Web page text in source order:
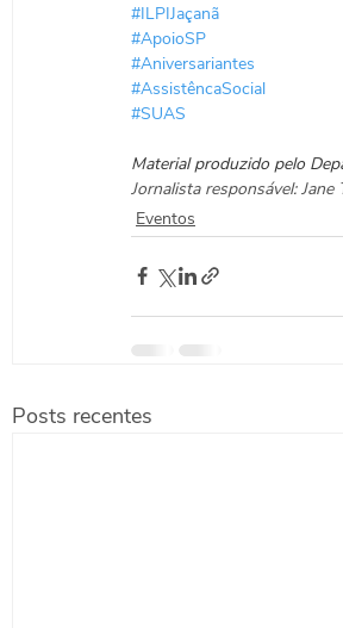
#ILPIJaçanã
#ApoioSP
#Aniversariantes
#AssistêncaSocial
#SUAS
Material produzido pelo
Jornalista responsável:
Eventos
Posts recentes